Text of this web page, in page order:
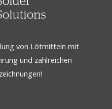
von Lötmitteln mit
und zahlreichen